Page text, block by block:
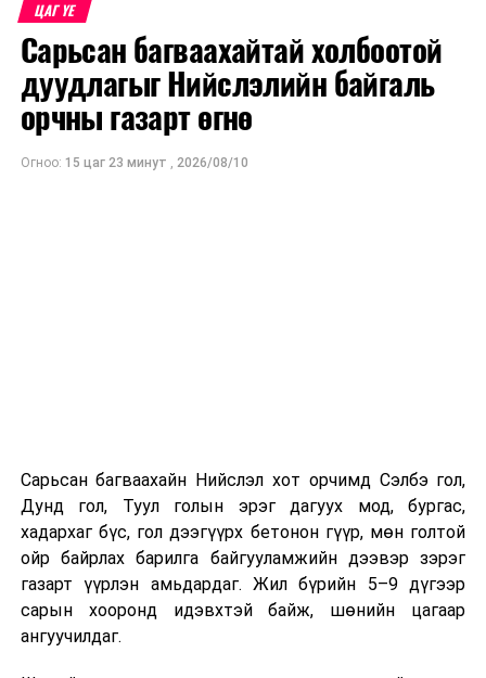
байна. Тус бүр нь 14,000 м³ нэрлэсэн багтаамжтай, 36
метрийн диаметр, 14.5 метрийн өндөртэй долоон
босоо ган сав барихаар төлөвлөсөн. Нийт хөрөнгө
оруулалтын хэмжээ 151.26 тэрбум төгрөг бөгөөд
жилийн 9 хувийн хүүтэй хөнгөлөлттэй зээлийн
хүрээнд арилжааны банкнаас 151.0 тэрбумын
Иргэд хүүхдээ цэцэрлэгт хамруулах үйлчилгээг
авахдаа дараах зүйлсийг анхаарна уу.
Өөрийн болон хүүхдийнхээ хаягийн бүртгэл,
мэдээллийг нягталж, баталгаажуулсан байх
ЦАГ ҮЕ
Сарьсан багваахайтай холбоотой
дуудлагыг Нийслэлийн байгаль
орчны газарт өгнө
Огноо: 15 цаг 23 минут , 2026/08/10
Сарьсан багваахайн Нийслэл хот орчимд Сэлбэ гол,
Дунд гол, Туул голын эрэг дагуух мод, бургас,
хадархаг бүс, гол дээгүүрх бетонон гүүр, мөн голтой
ойр байрлах барилга байгууламжийн дээвэр зэрэг
газарт үүрлэн амьдардаг. Жил бүрийн 5–9 дүгээр
сарын хооронд идэвхтэй байж, шөнийн цагаар
ангуучилдаг.